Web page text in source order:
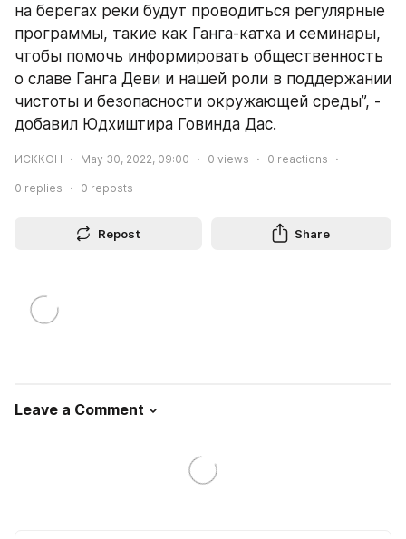
на берегах реки будут проводиться регулярные
программы, такие как Ганга-катха и семинары,
чтобы помочь информировать общественность
о славе Ганга Деви и нашей роли в поддержании
чистоты и безопасности окружающей среды”, -
добавил Юдхиштира Говинда Дас.
ИСККОН May 30, 2022, 09:00 0 views 0 reactions
0 replies 0 reposts
Repost Share
Leave a Comment